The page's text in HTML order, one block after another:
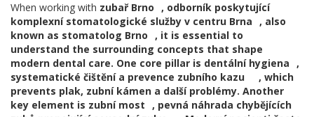
When working with zubař Brno , odborník poskytující
komplexní stomatologické služby v centru Brna
, also
known as stomatolog Brno
, it is essential to
understand the surrounding concepts that shape
modern dental care. One core pillar is dentální hygiena
,
systematické čištění a prevence zubního kazu
, which
prevents plak, zubní kámen a další problémy. Another
key element is zubní most , pevná náhrada chybějících